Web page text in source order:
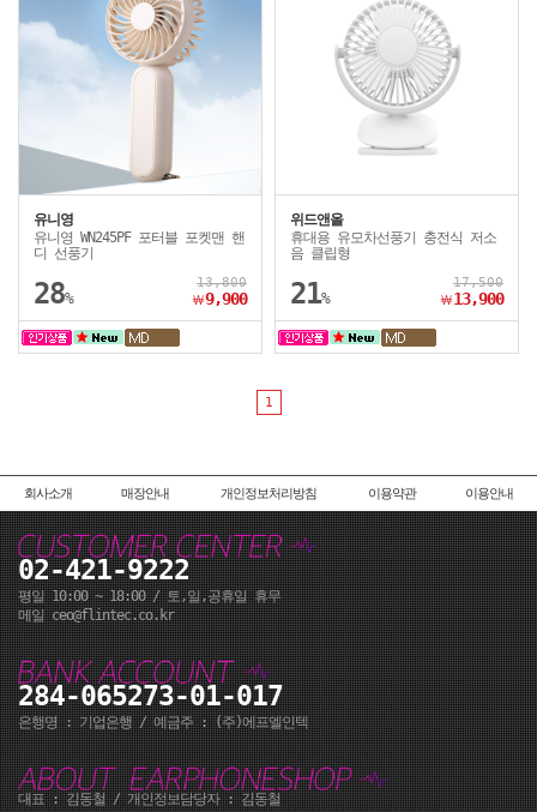
유니영
유니영 WN245PF 포터블 포켓맨 핸
디 선풍기
28%
13,800
￦9,900
위드앤올
휴대용 유모차선풍기 충전식 저소
음 클립형
21%
17,500
￦13,900
1
회사소개 매장안내 개인정보처리방침 이용약관 이용안내
02-421-9222
평일 10:00 ~ 18:00 / 토,일,공휴일 휴무
메일 ceo@flintec.co.kr
284-065273-01-017
은행명 : 기업은행 / 예금주 : (주)에프엘인텍
대표 : 김동철 / 개인정보담당자 : 김동철